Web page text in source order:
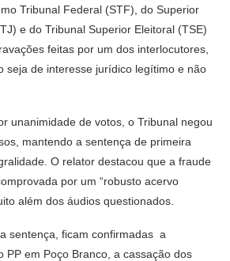
Tribunal Federal (STF), do Superior
e do Tribunal Superior Eleitoral (TSE)
feitas por um dos interlocutores,
seja de interesse jurídico legítimo e não
unanimidade de votos, o Tribunal negou
mantendo a sentença de primeira
O relator destacou que a fraude
por um “robusto acervo
além dos áudios questionados.
sentença, ficam confirmadas a
PP em Poço Branco, a cassação dos